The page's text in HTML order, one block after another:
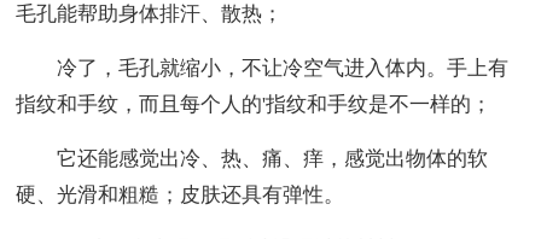
毛孔能帮助身体排汗、散热；
冷了，毛孔就缩小，不让冷空气进入体内。手上有
指纹和手纹，而且每个人的'指纹和手纹是不一样的；
它还能感觉出冷、热、痛、痒，感觉出物体的软
硬、光滑和粗糙；皮肤还具有弹性。